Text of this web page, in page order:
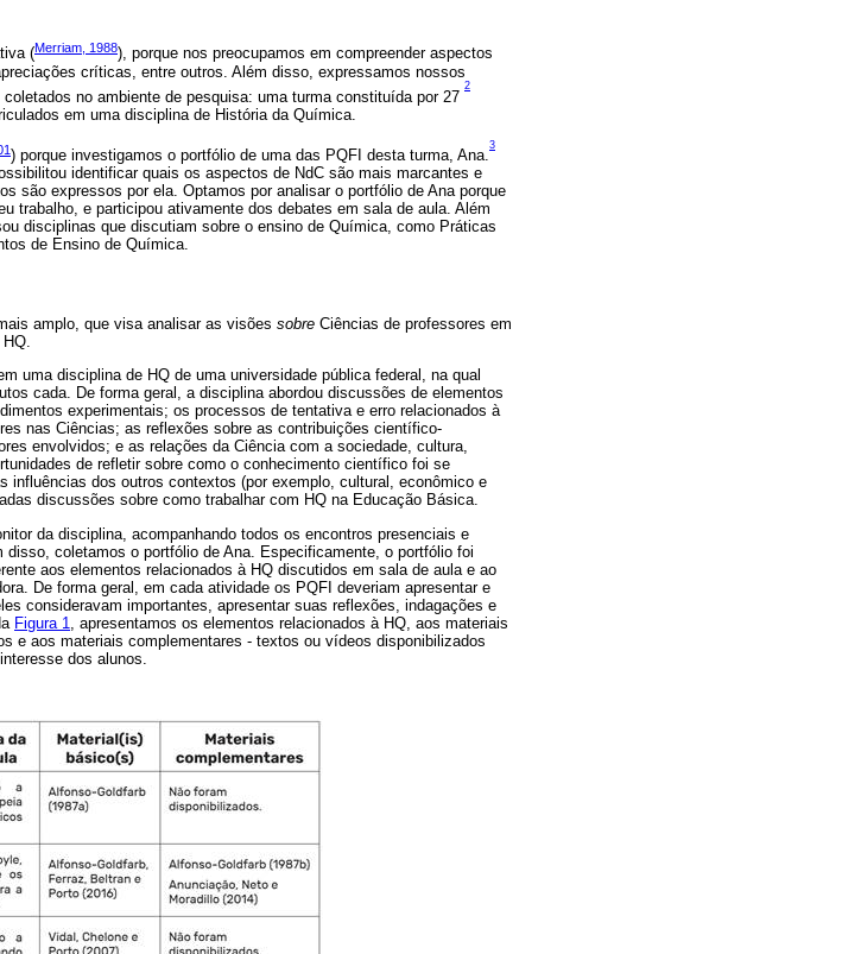
(Merriam, 1988), porque nos preocupamos em compreender aspectos
críticas, entre outros. Além disso, expressamos nossos
no ambiente de pesquisa: uma turma constituída por 27
2
em uma disciplina de História da Química.
) porque investigamos o portfólio de uma das PQFI desta turma, Ana.
3
identificar quais os aspectos de NdC são mais marcantes e
são expressos por ela. Optamos por analisar o portfólio de Ana porque
trabalho, e participou ativamente dos debates em sala de aula. Além
disciplinas que discutiam sobre o ensino de Química, como Práticas
de Ensino de Química.
amplo, que visa analisar as visões sobre Ciências de professores em
uma disciplina de HQ de uma universidade pública federal, na qual
cada. De forma geral, a disciplina abordou discussões de elementos
experimentais; os processos de tentativa e erro relacionados à
nas Ciências; as reflexões sobre as contribuições científico-
envolvidos; e as relações da Ciência com a sociedade, cultura,
de refletir sobre como o conhecimento científico foi se
dos outros contextos (por exemplo, cultural, econômico e
discussões sobre como trabalhar com HQ na Educação Básica.
da disciplina, acompanhando todos os encontros presenciais e
coletamos o portfólio de Ana. Especificamente, o portfólio foi
aos elementos relacionados à HQ discutidos em sala de aula e ao
De forma geral, em cada atividade os PQFI deveriam apresentar e
consideravam importantes, apresentar suas reflexões, indagações e
Figura 1
, apresentamos os elementos relacionados à HQ, aos materiais
e aos materiais complementares - textos ou vídeos disponibilizados
dos alunos.